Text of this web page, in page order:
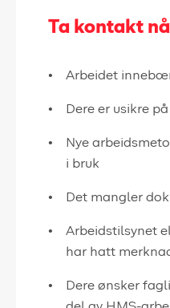
Ta kontakt
Arbeidet
Dere er usikre
Nye
i bruk
Det mangler
Arbeidstilsynet
har hatt
Dere ønsker